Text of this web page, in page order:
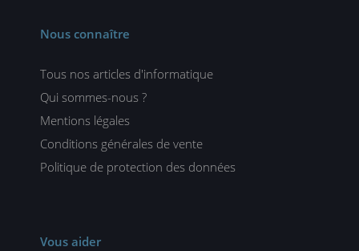
Nous connaître
Tous nos articles d'informatique
Qui sommes-nous ?
Mentions légales
Conditions générales de vente
Politique de protection des données
Vous aider